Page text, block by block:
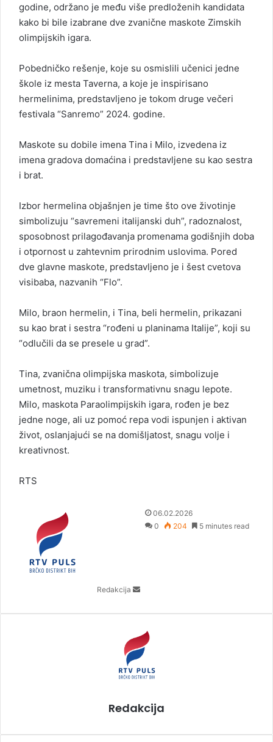
godine, održano je među više predloženih kandidata
kako bi bile izabrane dve zvanične maskote Zimskih
olimpijskih igara.
Pobedničko rešenje, koje su osmislili učenici jedne
škole iz mesta Taverna, a koje je inspirisano
hermelinima, predstavljeno je tokom druge večeri
festivala “Sanremo” 2024. godine.
Maskote su dobile imena Tina i Milo, izvedena iz
imena gradova domaćina i predstavljene su kao sestra
i brat.
Izbor hermelina objašnjen je time što ove životinje
simbolizuju “savremeni italijanski duh”, radoznalost,
sposobnost prilagođavanja promenama godišnjih doba
i otpornost u zahtevnim prirodnim uslovima. Pored
dve glavne maskote, predstavljeno je i šest cvetova
visibaba, nazvanih “Flo”.
Milo, braon hermelin, i Tina, beli hermelin, prikazani
su kao brat i sestra “rođeni u planinama Italije”, koji su
“odlučili da se presele u grad”.
Tina, zvanična olimpijska maskota, simbolizuje
umetnost, muziku i transformativnu snagu lepote.
Milo, maskota Paraolimpijskih igara, rođen je bez
jedne noge, ali uz pomoć repa vodi ispunjen i aktivan
život, oslanjajući se na domišljatost, snagu volje i
kreativnost.
RTS
Redakcija
a
06.02.2026
0
204 5 minutes read
Redakcija